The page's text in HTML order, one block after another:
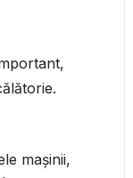
mașinii,